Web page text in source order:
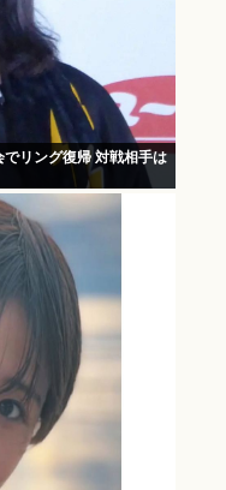
リング復帰 対戦相手は